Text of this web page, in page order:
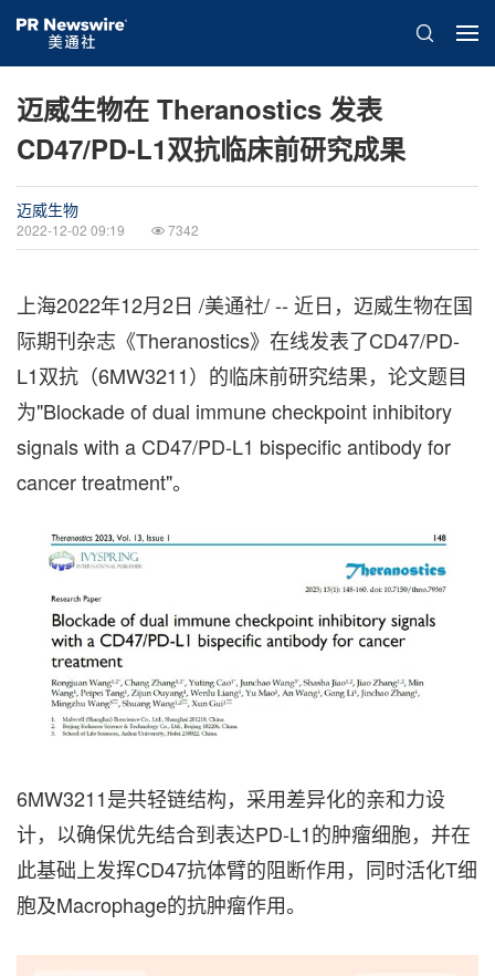
迈威生物在 Theranostics 发表
CD47/PD-L1双抗临床前研究成果
迈威生物
2022-12-02 09:19 7342
上海2022年12月2日 /美通社/ -- 近日，迈威生物在国
际期刊杂志《Theranostics》在线发表了CD47/PD-
L1双抗（6MW3211）的临床前研究结果，论文题目
为"Blockade of dual immune checkpoint inhibitory
signals with a CD47/PD-L1 bispecific antibody for
cancer treatment"。
6MW3211是共轻链结构，采用差异化的亲和力设
计，以确保优先结合到表达PD-L1的肿瘤细胞，并在
此基础上发挥CD47抗体臂的阻断作用，同时活化T细
胞及Macrophage的抗肿瘤作用。